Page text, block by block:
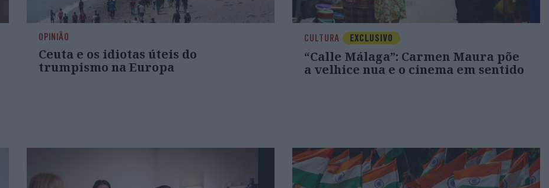
OPINIÃO
Ceuta e os idiotas úteis do
trumpismo na Europa
CULTURA EXCLUSIVO
“Calle Málaga”: Carmen Maura põe
a velhice nua e o cinema em sentido